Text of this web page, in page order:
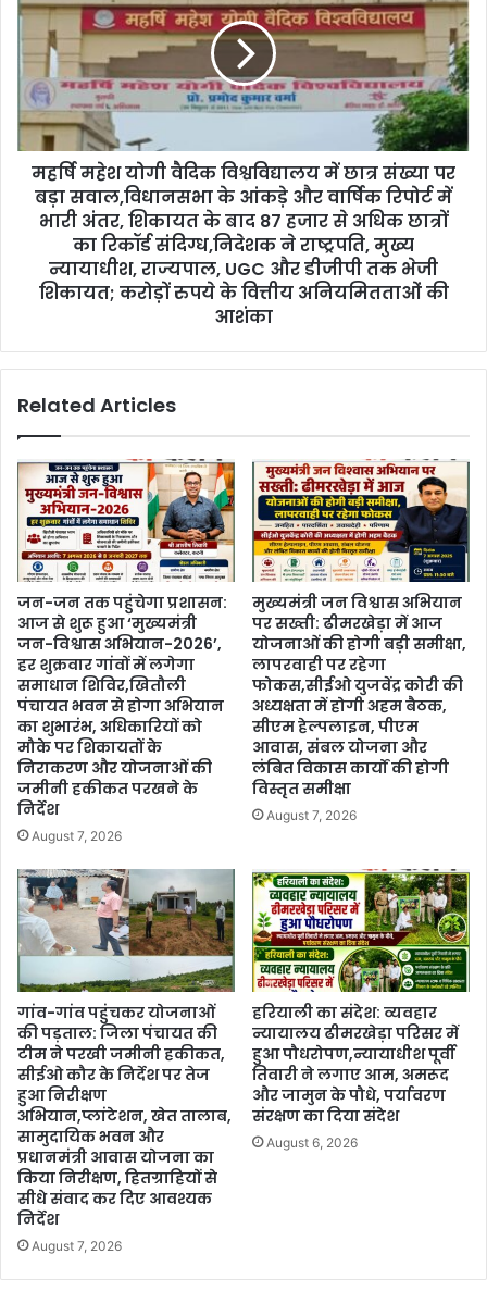
महर्षि महेश योगी वैदिक विश्वविद्यालय में छात्र संख्या पर
बड़ा सवाल,विधानसभा के आंकड़े और वार्षिक रिपोर्ट में
भारी अंतर, शिकायत के बाद 87 हजार से अधिक छात्रों
का रिकॉर्ड संदिग्ध,निदेशक ने राष्ट्रपति, मुख्य
न्यायाधीश, राज्यपाल, UGC और डीजीपी तक भेजी
शिकायत; करोड़ों रुपये के वित्तीय अनियमितताओं की
आशंका
Related Articles
जन-जन तक पहुंचेगा प्रशासन:
आज से शुरू हुआ ‘मुख्यमंत्री
जन-विश्वास अभियान-2026’,
हर शुक्रवार गांवों में लगेगा
समाधान शिविर,खितौली
पंचायत भवन से होगा अभियान
का शुभारंभ, अधिकारियों को
मौके पर शिकायतों के
निराकरण और योजनाओं की
जमीनी हकीकत परखने के
निर्देश
August 7, 2026
मुख्यमंत्री जन विश्वास अभियान
पर सख्ती: ढीमरखेड़ा में आज
योजनाओं की होगी बड़ी समीक्षा,
लापरवाही पर रहेगा
फोकस,सीईओ युजवेंद्र कोरी की
अध्यक्षता में होगी अहम बैठक,
सीएम हेल्पलाइन, पीएम
आवास, संबल योजना और
लंबित विकास कार्यों की होगी
विस्तृत समीक्षा
August 7, 2026
गांव-गांव पहुंचकर योजनाओं
की पड़ताल: जिला पंचायत की
टीम ने परखी जमीनी हकीकत,
सीईओ कौर के निर्देश पर तेज
हुआ निरीक्षण
अभियान,प्लांटेशन, खेत तालाब,
सामुदायिक भवन और
प्रधानमंत्री आवास योजना का
किया निरीक्षण, हितग्राहियों से
सीधे संवाद कर दिए आवश्यक
निर्देश
August 7, 2026
हरियाली का संदेश: व्यवहार
न्यायालय ढीमरखेड़ा परिसर में
हुआ पौधरोपण,न्यायाधीश पूर्वी
तिवारी ने लगाए आम, अमरूद
और जामुन के पौधे, पर्यावरण
संरक्षण का दिया संदेश
August 6, 2026